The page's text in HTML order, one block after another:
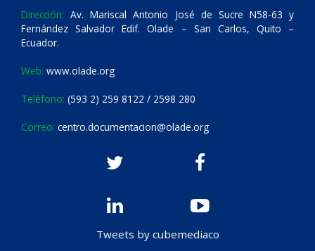
Dirección: Av. Mariscal Antonio José de Sucre N58-63 y
Fernández Salvador Edif. Olade – San Carlos, Quito –
Ecuador.
Web: www.olade.org
Teléfono: (593 2) 259 8122 / 2598 280
Correo: centro.documentacion@olade.org
Tweets by cubemediaco